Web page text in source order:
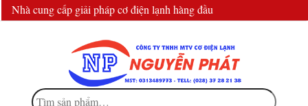
Nhà cung cấp giải pháp cơ điện lạnh hàng đầu
Tìm